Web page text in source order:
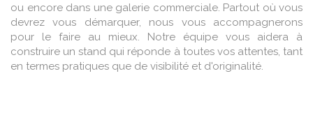
ou encore dans une galerie commerciale. Partout où vous
devrez vous démarquer, nous vous accompagnerons
pour le faire au mieux. Notre équipe vous aidera à
construire un stand qui réponde à toutes vos attentes, tant
en termes pratiques que de visibilité et d'originalité.